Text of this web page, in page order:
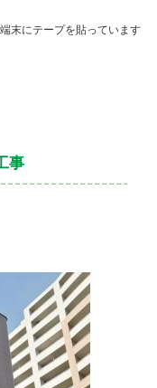
末にテープを貼っています
事